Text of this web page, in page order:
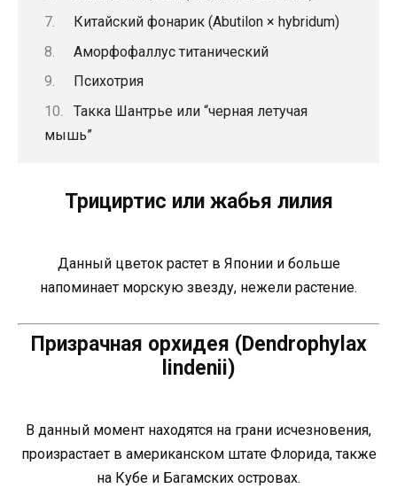
Китайский фонарик (Abutilon × hybridum)
Аморфофаллус титанический
Психотрия
Такка Шантрье или “черная летучая
мышь”
Трициртис или жабья лилия
Данный цветок растет в Японии и больше
напоминает морскую звезду, нежели растение.
Призрачная орхидея (Dendrophylax
lindenii)
В данный момент находятся на грани исчезновения,
произрастает в американском штате Флорида, также
на Кубе и Багамских островах.